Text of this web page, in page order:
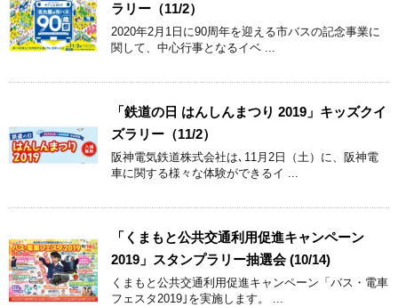
ラリー（11/2）
2020年2月1日に90周年を迎える市バスの記念事業に
関して、中心行事となるイベ ...
「鉄道の日 はんしんまつり 2019」キッズクイ
ズラリー（11/2）
阪神電気鉄道株式会社は､11月2日（土）に、阪神電
車に関する様々な体験ができるイ ...
「くまもと公共交通利用促進キャンペーン
2019」スタンプラリー抽選会 (10/14)
くまもと公共交通利用促進キャンペーン「バス・電車
フェスタ2019｣を実施します。 ...